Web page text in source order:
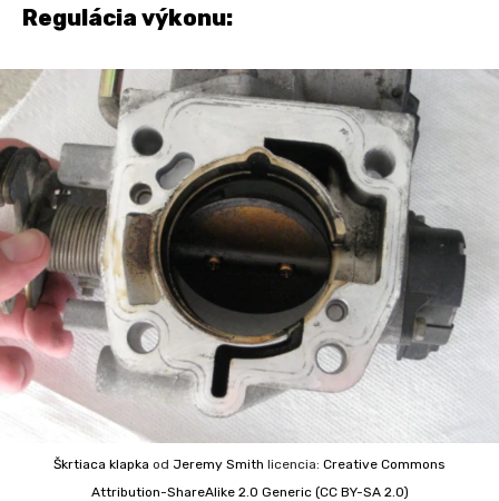
Regulácia výkonu:
Škrtiaca klapka od Jeremy Smith licencia: Creative Commons
Attribution-ShareAlike 2.0 Generic (CC BY-SA 2.0)